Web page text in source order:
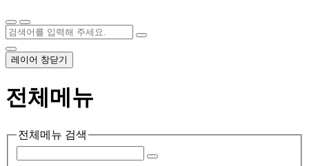
레이어 창닫기
전체메뉴
전체메뉴 검색